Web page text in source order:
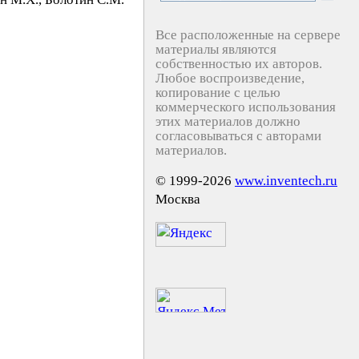
Все расположенные на сервере
материалы являются
собственностью их авторов.
Любое воспроизведение,
копирование с целью
коммерческого использования
этих материалов должно
согласовываться с авторами
материалов.
© 1999-2026 www.inventech.ru
Москва